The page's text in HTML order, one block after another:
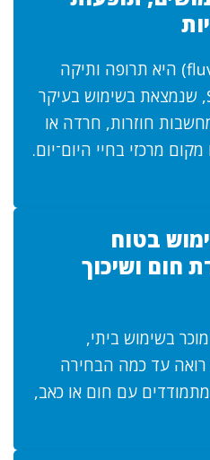
פלובוקסאמין (fluvoxamine) היא תרופה ותיקה
ומוכרת ממשפחת ה-SSRI, שנמצאת בשימוש בעיקר
חוזרות, חרדה או
מרכזי בחיי היום־יום.
בטוח
חום ושיכוך
בשימוש ביתי,
רואה עד כמה הבחירה
עם חום או כאב,